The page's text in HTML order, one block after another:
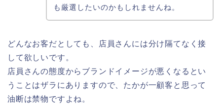
も厳選したいのかもしれませんね。
どんなお客だとしても、店員さんには分け隔てなく接
して欲しいです。
店員さんの態度からブランドイメージが悪くなるとい
うことはザラにありますので、たかが一顧客と思って
油断は禁物ですよね。